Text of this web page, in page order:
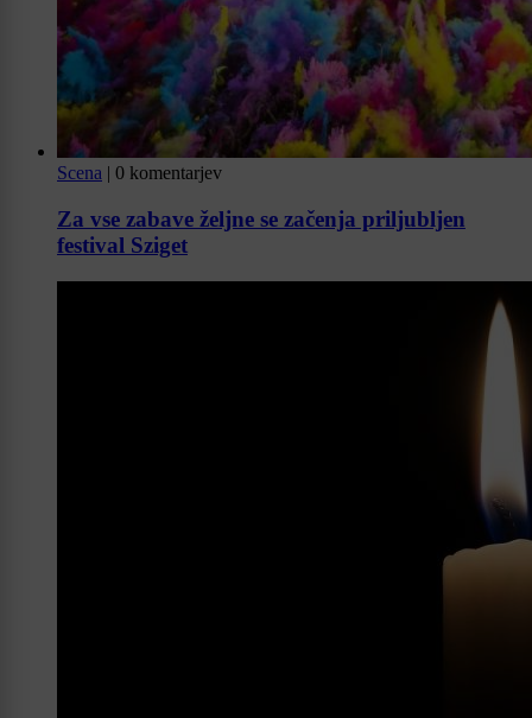
Scena | 0 komentarjev
Za vse zabave željne se začenja priljubljen
festival Sziget